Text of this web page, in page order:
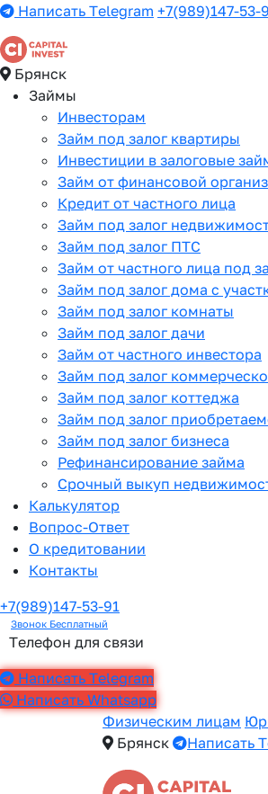
Написать Telegram +7(989)147-53-
Брянск
Займы
Инвесторам
Займ под залог квартиры
Инвестиции в залоговые
Займ от финансовой
Кредит от частного лица
Займ под залог
Займ под залог ПТС
Займ от частного лица под
Займ под залог дома с
Займ под залог комнаты
Займ под залог дачи
Займ от частного инвестора
Займ под залог
Займ под залог коттеджа
Займ под залог
Займ под залог бизнеса
Рефинансирование займа
Срочный выкуп
Калькулятор
Вопрос-Ответ
О кредитовании
Контакты
+7(989)147-53-91
Звонок Бесплатный
Телефон для связи
Написать Telegram
Написать Whatsapp
Физическим лицам
Брянск
Написать